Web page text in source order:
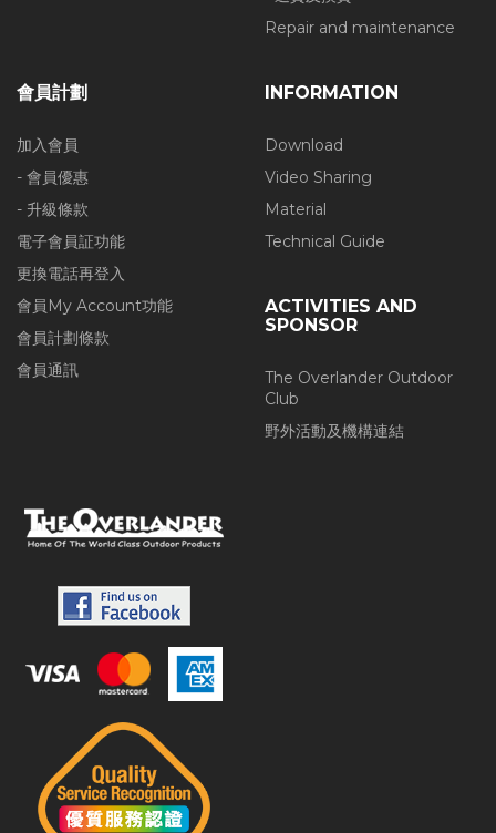
Repair and maintenance
會員計劃
加入會員
- 會員優惠
- 升級條款
電子會員証功能
更換電話再登入
會員My Account功能
會員計劃條款
會員通訊
INFORMATION
Download
Video Sharing
Material
Technical Guide
ACTIVITIES AND
SPONSOR
The Overlander Outdoor
Club
野外活動及機構連結